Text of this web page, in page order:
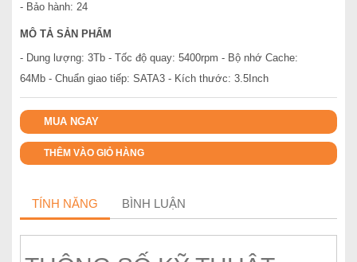
- Bảo hành: 24
MÔ TẢ SẢN PHẨM
- Dung lượng: 3Tb - Tốc độ quay: 5400rpm - Bộ nhớ Cache:
64Mb - Chuẩn giao tiếp: SATA3 - Kích thước: 3.5Inch
MUA NGAY
THÊM VÀO GIỎ HÀNG
TÍNH NĂNG BÌNH LUẬN